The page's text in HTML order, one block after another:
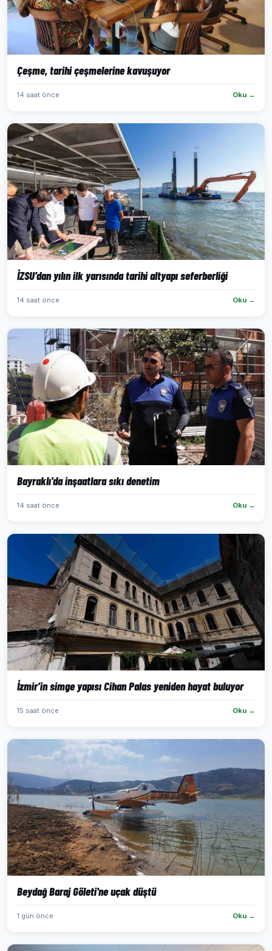
Çeşme, tarihi çeşmelerine kavuşuyor
14 saat önce Oku →
İZSU’dan yılın ilk yarısında tarihi altyapı seferberliği
14 saat önce Oku →
Bayraklı'da inşaatlara sıkı denetim
14 saat önce Oku →
İzmir’in simge yapısı Cihan Palas yeniden hayat buluyor
15 saat önce Oku →
Beydağ Baraj Göleti'ne uçak düştü
1 gün önce Oku →